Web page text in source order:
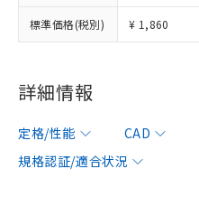
標準価格(税別) ¥ 1,860
詳細情報
定格/性能 CAD
規格認証/適合状況